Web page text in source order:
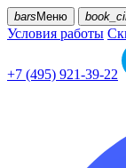
bars Меню
Условия работы
+7 (495) 921-39-22